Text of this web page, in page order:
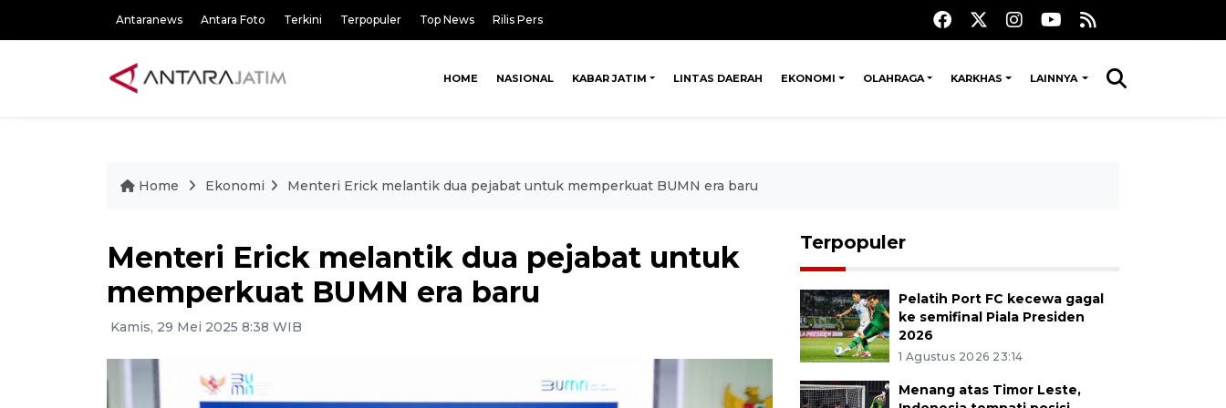
Antaranews Antara Foto Terkini Terpopuler Top News Rilis Pers
HOME NASIONAL KABAR JATIM LINTAS DAERAH EKONOMI OLAHRAGA KARKHAS LAINNYA
Home Ekonomi Menteri Erick melantik dua pejabat untuk memperkuat BUMN era baru
Menteri Erick melantik dua pejabat untuk
memperkuat BUMN era baru
Kamis, 29 Mei 2025 8:38 WIB
Terpopuler
Pelatih Port FC kecewa gagal
ke semifinal Piala Presiden
2026
1 Agustus 2026 23:14
Menang atas Timor Leste,